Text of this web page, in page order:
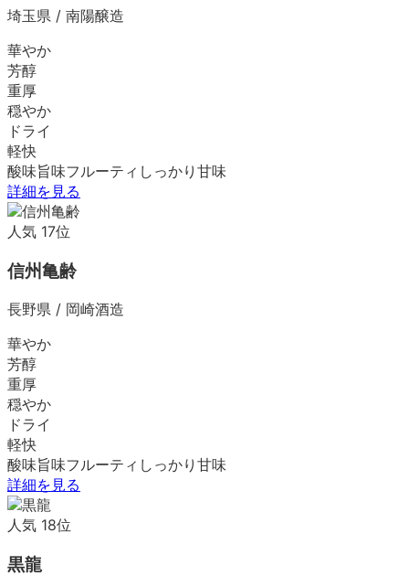
埼玉県 / 南陽醸造
華やか
芳醇
重厚
穏やか
ドライ
軽快
酸味旨味フルーティ しっかり 甘味
詳細を見る
人気 17位
信州亀齢
長野県 / 岡崎酒造
華やか
芳醇
重厚
穏やか
ドライ
軽快
酸味旨味フルーティ しっかり 甘味
詳細を見る
人気 18位
黒龍